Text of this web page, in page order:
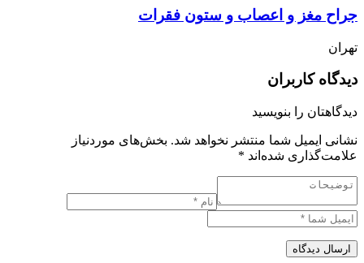
جراح مغز و اعصاب و ستون فقرات
تهران
دیدگاه کاربران
دیدگاهتان را بنویسید
نشانی ایمیل شما منتشر نخواهد شد. بخش‌های موردنیاز
علامت‌گذاری شده‌اند *
ارسال دیدگاه